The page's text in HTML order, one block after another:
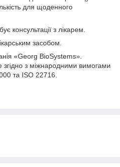
для щоденного
консультації з лікарем.
засобом.
«Georg BioSystems».
згідно з міжнародними вимогами
та ISO 22716.